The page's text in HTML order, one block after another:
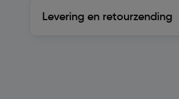
Levering en retourzending